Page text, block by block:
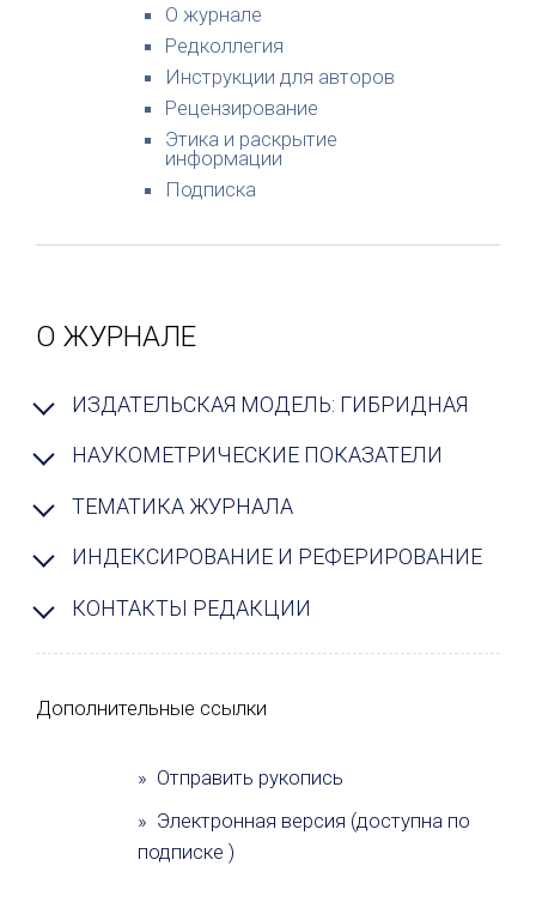
О журнале
Редколлегия
Инструкции для авторов
Рецензирование
Этика и раскрытие
информации
Подписка
О ЖУРНАЛЕ
ИЗДАТЕЛЬСКАЯ МОДЕЛЬ: ГИБРИДНАЯ
НАУКОМЕТРИЧЕСКИЕ ПОКАЗАТЕЛИ
ТЕМАТИКА ЖУРНАЛА
ИНДЕКСИРОВАНИЕ И РЕФЕРИРОВАНИЕ
КОНТАКТЫ РЕДАКЦИИ
Дополнительные ссылки
» Отправить рукопись
» Электронная версия (доступна по
подписке )